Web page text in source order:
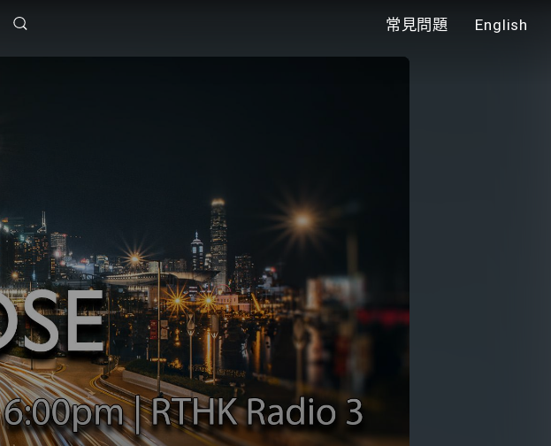
常見問題 English